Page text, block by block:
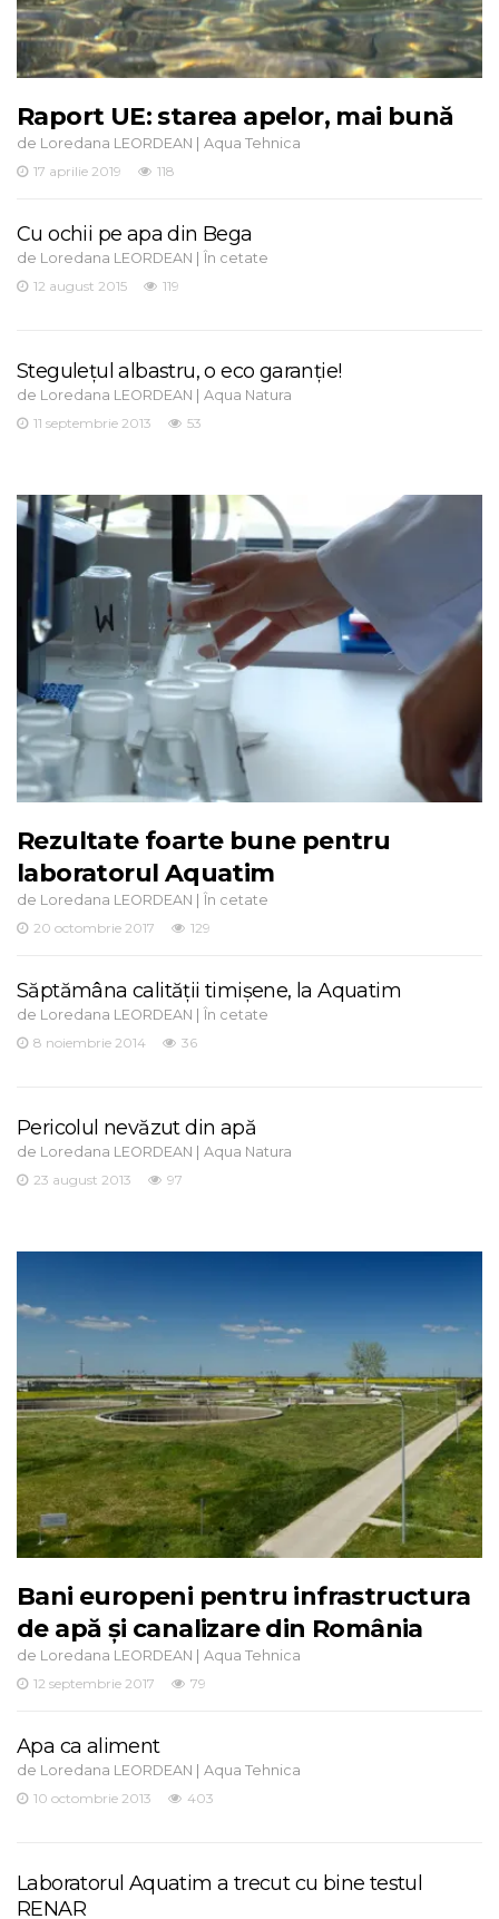
Raport UE: starea apelor, mai bună
de Loredana LEORDEAN | Aqua Tehnica
17 aprilie 2019
118
Cu ochii pe apa din Bega
de Loredana LEORDEAN | În cetate
12 august 2015
119
Steguleţul albastru, o eco garanţie!
de Loredana LEORDEAN | Aqua Natura
11 septembrie 2013
53
Rezultate foarte bune pentru
laboratorul Aquatim
de Loredana LEORDEAN | În cetate
20 octombrie 2017
129
Săptămâna calității timișene, la Aquatim
de Loredana LEORDEAN | În cetate
8 noiembrie 2014
36
Pericolul nevăzut din apă
de Loredana LEORDEAN | Aqua Natura
23 august 2013
97
Bani europeni pentru infrastructura
de apă și canalizare din România
de Loredana LEORDEAN | Aqua Tehnica
12 septembrie 2017
79
Apa ca aliment
de Loredana LEORDEAN | Aqua Tehnica
10 octombrie 2013
403
Laboratorul Aquatim a trecut cu bine testul
RENAR